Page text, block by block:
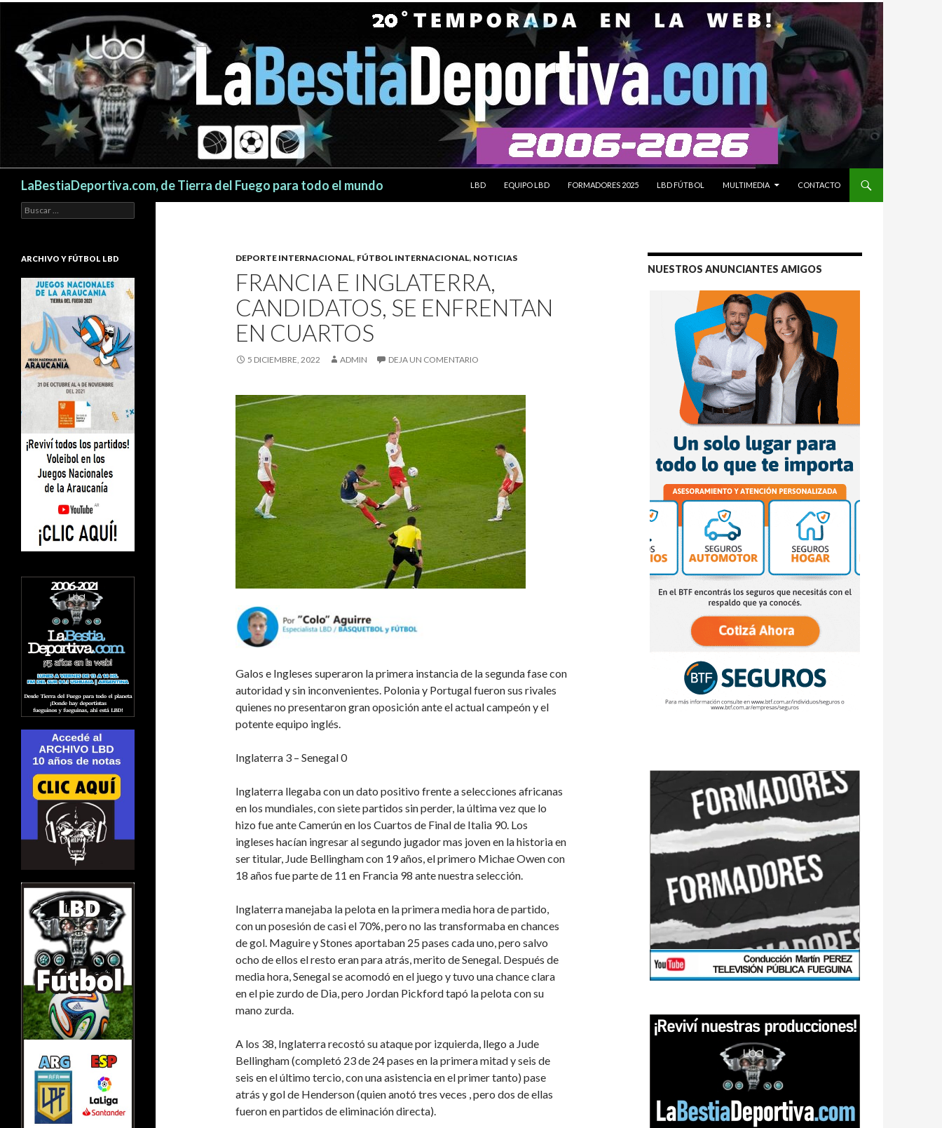
LaBestiaDeportiva.com, de Tierra del Fuego para todo el mundo
LBD
EQUIPO LBD FORMADORES 2025 LBD FÚTBOL MULTIMEDIA CONTACTO
DEPORTE INTERNACIONAL, FÚTBOL INTERNACIONAL, NOTICIAS
FRANCIA E INGLATERRA,
CANDIDATOS, SE ENFRENTAN
EN CUARTOS
5 DICIEMBRE, 2022 ADMIN DEJA UN COMENTARIO
Galos e Ingleses superaron la primera instancia de la segunda fase con
autoridad y sin inconvenientes. Polonia y Portugal fueron sus rivales
quienes no presentaron gran oposición ante el actual campeón y el
potente equipo inglés.
Inglaterra 3 – Senegal 0
Inglaterra llegaba con un dato positivo frente a selecciones africanas
en los mundiales, con siete partidos sin perder, la última vez que lo
hizo fue ante Camerún en los Cuartos de Final de Italia 90. Los
ingleses hacían ingresar al segundo jugador mas joven en la historia en
ser titular, Jude Bellingham con 19 años, el primero Michae Owen con
18 años fue parte de 11 en Francia 98 ante nuestra selección.
Inglaterra manejaba la pelota en la primera media hora de partido,
con un posesión de casi el 70%, pero no las transformaba en chances
de gol. Maguire y Stones aportaban 25 pases cada uno, pero salvo
ocho de ellos el resto eran para atrás, merito de Senegal. Después de
media hora, Senegal se acomodó en el juego y tuvo una chance clara
en el pie zurdo de Dia, pero Jordan Pickford tapó la pelota con su
mano zurda.
A los 38, Inglaterra recostó su ataque por izquierda, llego a Jude
Bellingham (completó 23 de 24 pases en la primera mitad y seis de
seis en el último tercio, con una asistencia en el primer tanto) pase
atrás y gol de Henderson (quien anotó tres veces , pero dos de ellas
fueron en partidos de eliminación directa).
NUESTROS ANUNCIANTES AMIGOS
Buscar:
ARCHIVO Y FÚTBOL LBD